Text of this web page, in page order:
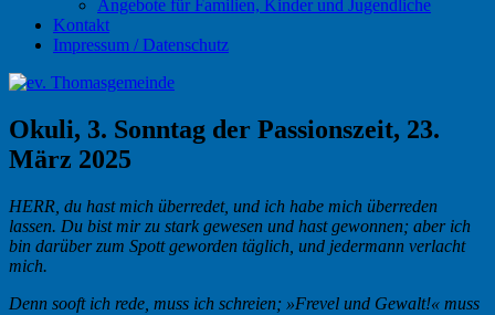
Angebote für Familien, Kinder und Jugendliche
Kontakt
Impressum / Datenschutz
Okuli, 3. Sonntag der Passionszeit, 23.
März 2025
HERR, du hast mich überredet, und ich habe mich überreden
lassen. Du bist mir zu stark gewesen und hast gewonnen; aber ich
bin darüber zum Spott geworden täglich, und jedermann verlacht
mich.
Denn sooft ich rede, muss ich schreien; »Frevel und Gewalt!« muss